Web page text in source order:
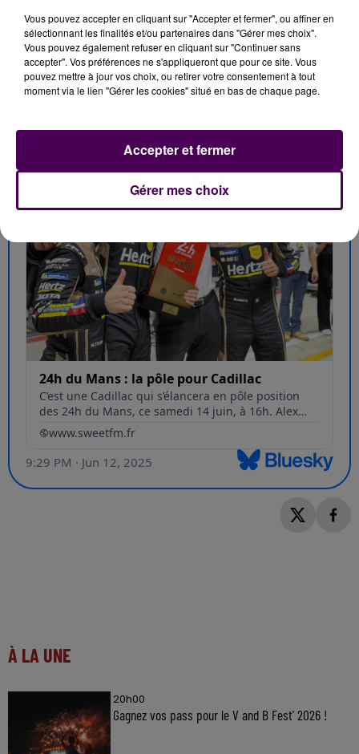
À LA UNE
20h00
Gagnez vos pass pour le V and B Fest' 2026 !
Vous pouvez accepter en cliquant sur "Accepter et fermer", ou affiner en
sélectionnant les finalités et/ou partenaires dans "Gérer mes choix".
Vous pouvez également refuser en cliquant sur "Continuer sans
accepter". Vos préférences ne s'appliqueront que pour ce site. Vous
pouvez mettre à jour vos choix, ou retirer votre consentement à tout
moment via le lien "Gérer les cookies" situé en bas de chaque page.
Gérer mes choix
Accepter et fermer